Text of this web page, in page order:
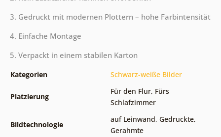
3. Gedruckt mit modernen Plottern – hohe Farbintensität
4. Einfache Montage
5. Verpackt in einem stabilen Karton
Kategorien Schwarz-weiße Bilder
Platzierung
Für den Flur, Fürs
Schlafzimmer
Bildtechnologie
auf Leinwand, Gedruckte,
Gerahmte